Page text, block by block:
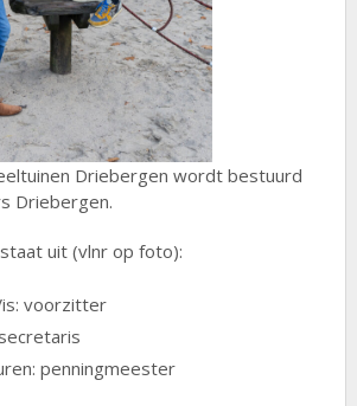
Driebergen wordt bestuurd
Driebergen.
uit (vlnr op foto):
voorzitter
penningmeester